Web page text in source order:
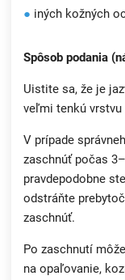
● iných kožných
Spôsob podania
Uistite sa, že je
veľmi tenkú
V prípade
zaschnúť počas
pravdepodobne
odstráňte
zaschnúť.
Po zaschnutí
na opaľovanie,